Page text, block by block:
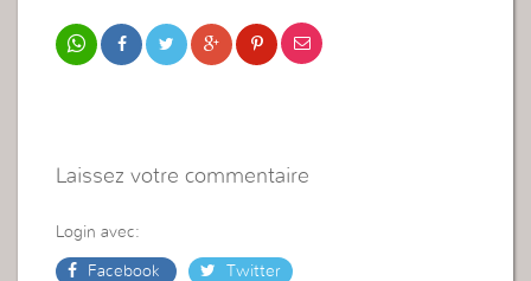
Laissez votre commentaire
Login avec:
Facebook Twitter